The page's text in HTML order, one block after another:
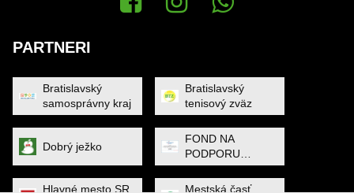
Facebook Instagram WhatsApp News
PARTNERI
Bratislavský
samosprávny kraj
Bratislavský
tenisový zväz
Dobrý ježko
FOND NA
PODPORU
ŠPORTU
Hlavné mesto SR
Mestská časť